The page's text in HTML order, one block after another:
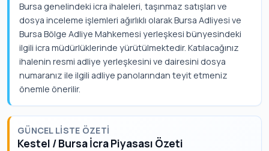
Bursa genelindeki icra ihaleleri, taşınmaz satışları ve
dosya inceleme işlemleri ağırlıklı olarak Bursa Adliyesi ve
Bursa Bölge Adliye Mahkemesi yerleşkesi bünyesindeki
ilgili icra müdürlüklerinde yürütülmektedir. Katılacağınız
ihalenin resmi adliye yerleşkesini ve dairesini dosya
numaranız ile ilgili adliye panolarından teyit etmeniz
önemle önerilir.
GÜNCEL LISTE ÖZETI
Kestel / Bursa İcra Piyasası Özeti